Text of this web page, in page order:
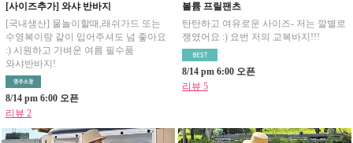
[사이즈추가] 와샤 반바지
[국내생산] 물놀이할때,래쉬가드 또는
수영복이랑 같이 입어주셔도 넘 좋아요
:) 시원하고 가벼운 여름 필수품
와샤반바지!
8/14 pm 6:00 오픈
리뷰 2
볼륨 프릴팬츠
탄탄하고 여유로운 사이즈- 저는 깔별로
쟁였어요 :) 요번 저의 교복바지!!!
8/14 pm 6:00 오픈
리뷰 5